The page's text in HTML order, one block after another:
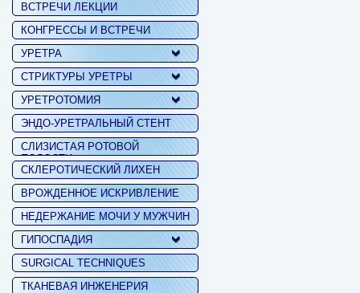
ВСТРЕЧИ ЛЕКЦИИ
КОНГРЕССЫ И ВСТРЕЧИ
УРЕТРА
СТРИКТУРЫ УРЕТРЫ
УРЕТРОТОМИЯ
ЭНДО-УРЕТРАЛЬНЫЙ СТЕНТ
СЛИЗИСТАЯ РОТОВОЙ
ПОЛОСТИ
СКЛЕРОТИЧЕСКИЙ ЛИХЕН
ВРОЖДЕННОЕ ИСКРИВЛЕНИЕ
НЕДЕРЖАНИЕ МОЧИ У МУЖЧИН
ГИПОСПАДИЯ
SURGICAL TECHNIQUES
ТКАНЕВАЯ ИНЖЕНЕРИЯ